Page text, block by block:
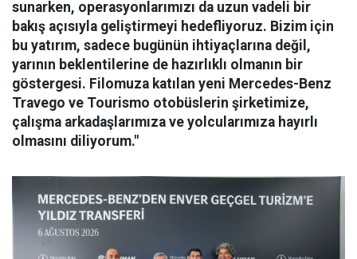
sunarken, operasyonlarımızı da uzun vadeli bir
bakış açısıyla geliştirmeyi hedefliyoruz. Bizim için
bu yatırım, sadece bugünün ihtiyaçlarına değil,
yarının beklentilerine de hazırlıklı olmanın bir
göstergesi. Filomuza katılan yeni Mercedes-Benz
Travego ve Tourismo otobüslerin şirketimize,
çalışma arkadaşlarımıza ve yolcularımıza hayırlı
olmasını diliyorum."